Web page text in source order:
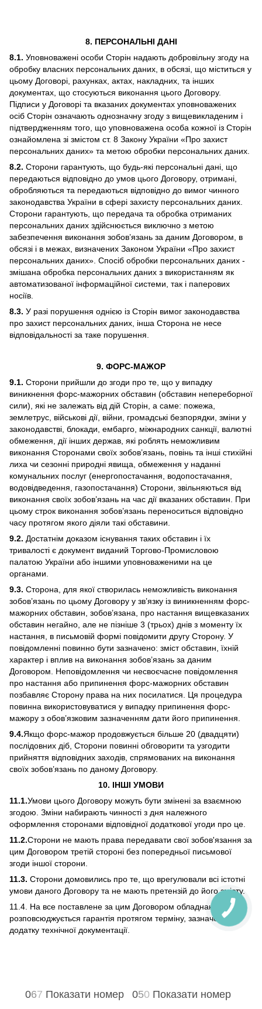
8. ПЕРСОНАЛЬНІ ДАНІ
8.1. Уповноважені особи Сторін надають добровільну згоду на
обробку власних персональних даних, в обсязі, що міститься у
цьому Договорі, рахунках, актах, накладних, та інших
документах, що стосуються виконання цього Договору.
Підписи у Договорі та вказаних документах уповноважених
осіб Сторін означають однозначну згоду з вищевикладеним і
підтвердженням того, що уповноважена особа кожної із Сторін
ознайомлена зі змістом ст. 8 Закону України «Про захист
персональних даних» та метою обробки персональних даних.
8.2. Сторони гарантують, що будь-які персональні дані, що
передаються відповідно до умов цього Договору, отримані,
обробляються та передаються відповідно до вимог чинного
законодавства України в сфері захисту персональних даних.
Сторони гарантують, що передача та обробка отриманих
персональних даних здійснюється виключно з метою
забезпечення виконання зобов’язань за даним Договором, в
обсязі і в межах, визначених Законом України «Про захист
персональних даних». Спосіб обробки персональних даних -
змішана обробка персональних даних з використанням як
автоматизованої інформаційної системи, так і паперових
носіїв.
8.3. У разі порушення однією із Сторін вимог законодавства
про захист персональних даних, інша Сторона не несе
відповідальності за таке порушення.
9. ФОРС-МАЖОР
9.1. Сторони прийшли до згоди про те, що у випадку
виникнення форс-мажорних обставин (обставин непереборної
сили), які не залежать від дій Сторін, а саме: пожежа,
землетрус, військові дії, війни, громадські безпорядки, зміни у
законодавстві, блокади, ембарго, міжнародних санкції, валютні
обмеження, дії інших держав, які роблять неможливим
виконання Сторонами своїх зобов’язань, повінь та інші стихійні
лиха чи сезонні природні явища, обмеження у наданні
комунальних послуг (енергопостачання, водопостачання,
водовідведення, газопостачання) Сторони, звільняються від
виконання своїх зобов’язань на час дії вказаних обставин. При
цьому строк виконання зобов’язань переноситься відповідно
часу протягом якого діяли такі обставини.
9.2. Достатнім доказом існування таких обставин і їх
тривалості є документ виданий Торгово-Промисловою
палатою України або іншими уповноваженими на це
органами.
9.3. Сторона, для якої створилась неможливість виконання
зобов’язань по цьому Договору у зв’язку із виникненням форс-
мажорних обставин, зобов’язана, про настання вищевказаних
обставин негайно, але не пізніше 3 (трьох) днів з моменту їх
настання, в письмовій формі повідомити другу Сторону. У
повідомленні повинно бути зазначено: зміст обставин, їхній
характер і вплив на виконання зобов’язань за даним
Договором. Неповідомлення чи несвоєчасне повідомлення
про настання або припинення форс-мажорних обставин
позбавляє Сторону права на них посилатися. Ця процедура
повинна використовуватися у випадку припинення форс-
мажору з обов’язковим зазначенням дати його припинення.
9.4.Якщо форс-мажор продовжується більше 20 (двадцяти)
послідовних діб, Сторони повинні обговорити та узгодити
прийняття відповідних заходів, спрямованих на виконання
своїх зобов’язань по даному Договору.
10. ІНШІ УМОВИ
11.1.Умови цього Договору можуть бути змінені за взаємною
згодою. Зміни набирають чинності з дня належного
оформлення сторонами відповідної додаткової угоди про це.
11.2.Сторони не мають права передавати свої зобов'язання за
цим Договором третій стороні без попередньої письмової
згоди іншої сторони.
11.3. Сторони домовились про те, що врегулювали всі істотні
умови даного Договору та не мають претензій до його змісту.
11.4. На все поставлене за цим Договором обладнання
розповсюджується гарантія протягом терміну, зазначеного в
додатку технічної документації.
067 Показати номер 050 Показати номер